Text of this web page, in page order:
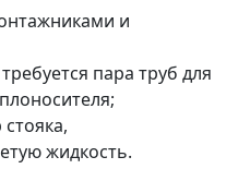
и
пара труб для
жидкость.